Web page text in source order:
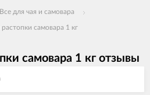
Все для чая и самовара
самовара 1 кг
самовара 1 кг отзывы